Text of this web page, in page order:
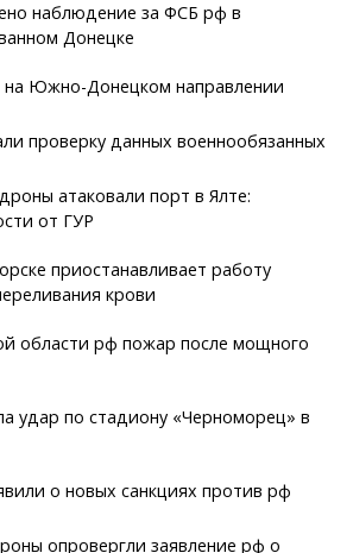
наблюдение за ФСБ рф в
Донецке
на Южно-Донецком направлении
проверку данных военнообязанных
атаковали порт в Ялте:
от ГУР
приостанавливает работу
крови
области рф пожар после мощного
удар по стадиону «Черноморец» в
о новых санкциях против рф
опровергли заявление рф о